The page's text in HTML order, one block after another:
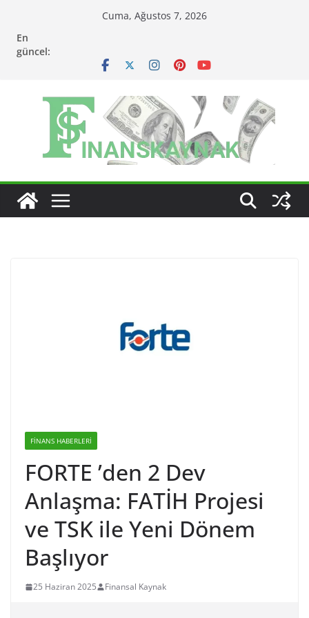
content
Cuma, Ağustos 7, 2026
En
güncel:
FINANS HABERLERI
FORTE ’den 2 Dev
Anlaşma: FATİH Projesi
ve TSK ile Yeni Dönem
Başlıyor
25 Haziran 2025 Finansal Kaynak